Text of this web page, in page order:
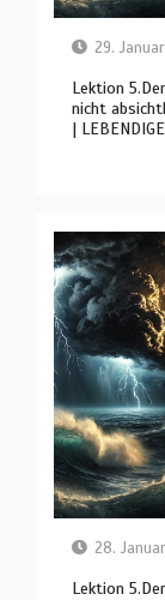
29.
Lektion
nicht
|
28.
Lektion